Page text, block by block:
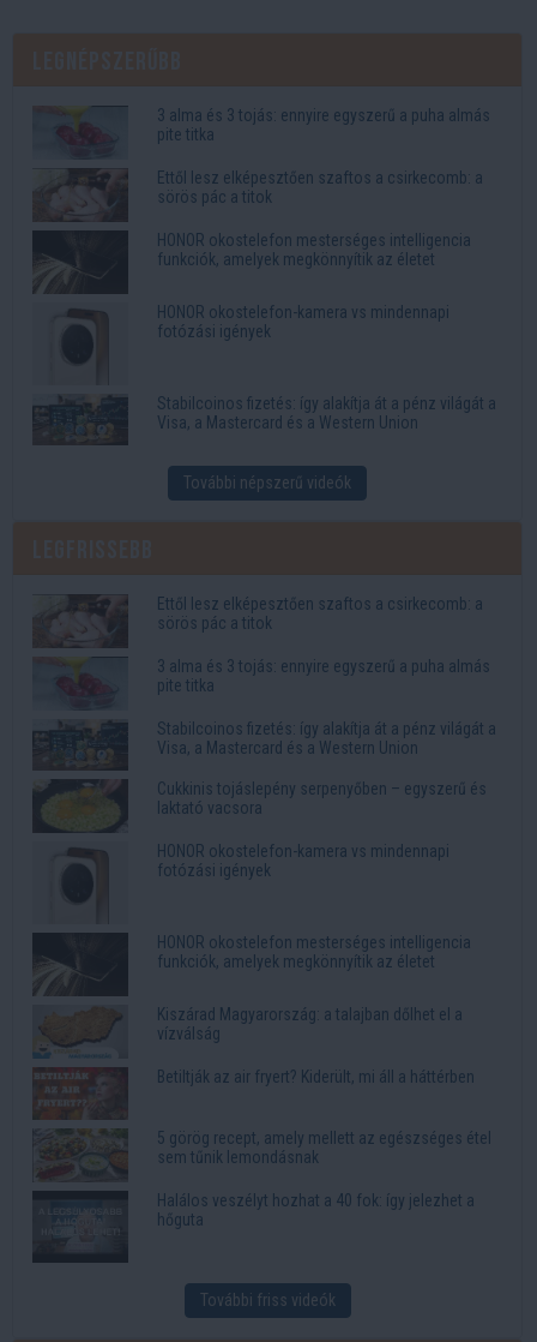
3 alma és 3 tojás: ennyire egyszerű a puha almás
pite titka
Ettől lesz elképesztően szaftos a csirkecomb: a
sörös pác a titok
HONOR okostelefon mesterséges intelligencia
funkciók, amelyek megkönnyítik az életet
HONOR okostelefon-kamera vs mindennapi
fotózási igények
Stabilcoinos fizetés: így alakítja át a pénz világát a
Visa, a Mastercard és a Western Union
További népszerű videók
Ettől lesz elképesztően szaftos a csirkecomb: a
sörös pác a titok
3 alma és 3 tojás: ennyire egyszerű a puha almás
pite titka
Stabilcoinos fizetés: így alakítja át a pénz világát a
Visa, a Mastercard és a Western Union
Cukkinis tojáslepény serpenyőben – egyszerű és
laktató vacsora
HONOR okostelefon-kamera vs mindennapi
fotózási igények
HONOR okostelefon mesterséges intelligencia
funkciók, amelyek megkönnyítik az életet
Kiszárad Magyarország: a talajban dőlhet el a
vízválság
Betiltják az air fryert? Kiderült, mi áll a háttérben
5 görög recept, amely mellett az egészséges étel
sem tűnik lemondásnak
Halálos veszélyt hozhat a 40 fok: így jelezhet a
hőguta
További friss videók